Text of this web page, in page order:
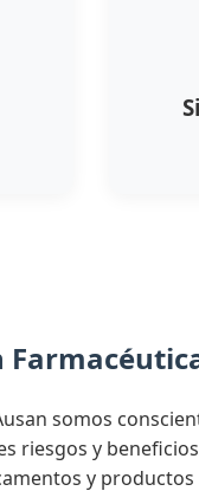
somos
riesgos y
y